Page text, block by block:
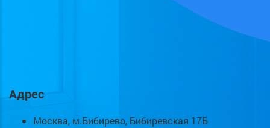
Адрес
Москва, м.Бибирево, Бибиревская 17Б